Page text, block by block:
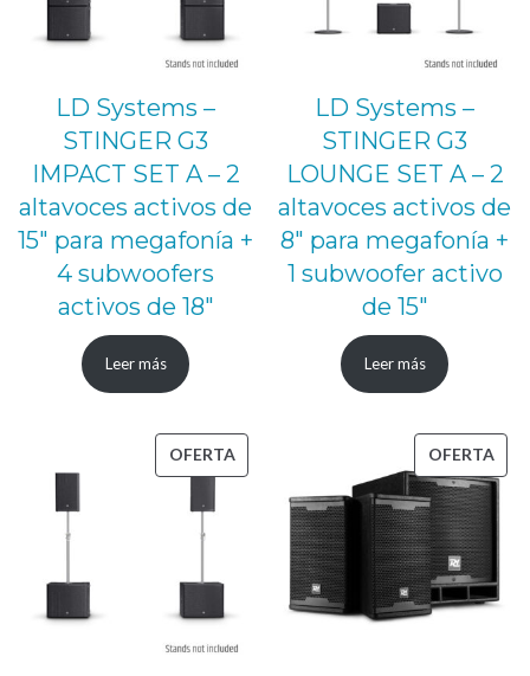
LD Systems –
STINGER G3
IMPACT SET A – 2
altavoces activos de
15″ para megafonía +
4 subwoofers
activos de 18″
Leer más
LD Systems –
STINGER G3
LOUNGE SET A – 2
altavoces activos de
8″ para megafonía +
1 subwoofer activo
de 15″
Leer más
OFERTAPRODUCTO
OFERTA
OFERTA
EN